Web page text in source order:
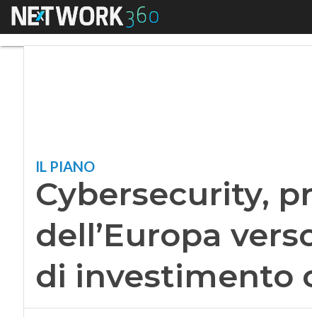
Menu Cybersecurity,
IL PIANO
Cybersecurity,
dell’Europa
di investimento